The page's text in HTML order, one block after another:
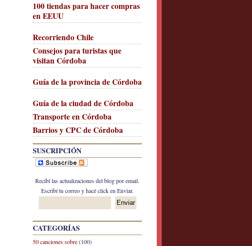
100 tiendas para hacer compras
en EEUU
Recorriendo Chile
Consejos para turistas que
visitan Córdoba
Guía de la provincia de Córdoba
Guía de la ciudad de Córdoba
Transporte en Córdoba
Barrios y CPC de Córdoba
SUSCRIPCIÓN
Recibí las actualizaciones del blog por email.
Escribí tu correo y hacé click en Enviar.
CATEGORÍAS
50 canciones sobre(100)